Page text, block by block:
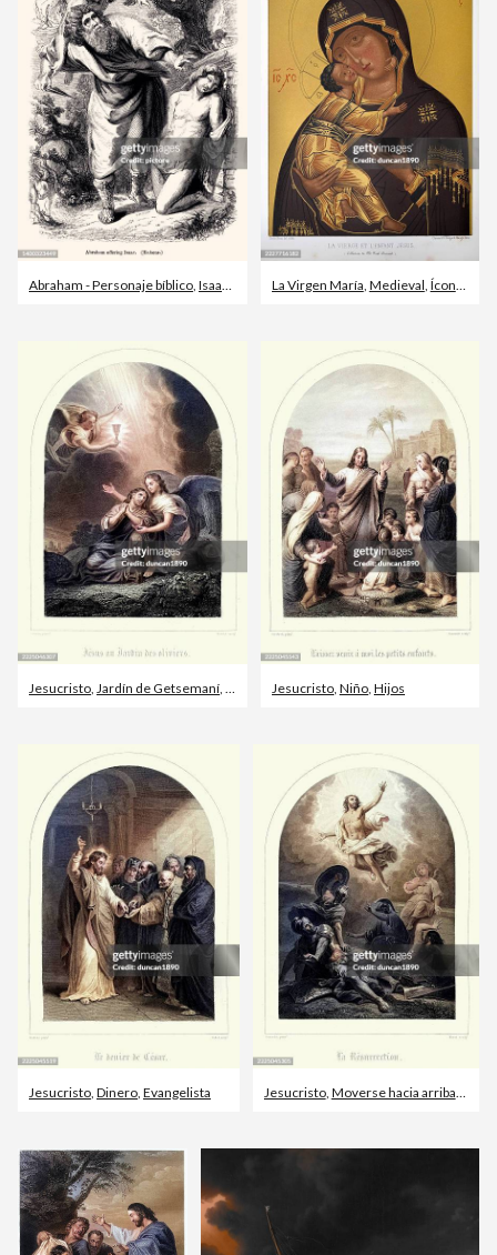
Abraham - Personaje bíblico, Isaac - Personaje bíblico ,Biblia
La Virgen María, Medieval, Ícono religioso
Jesucristo Jardín de Getsemaní Jesucristo, Niño, Hijos
Jesucristo, Dinero, Evangelista Jesucristo, Moverse hacia arriba,Día